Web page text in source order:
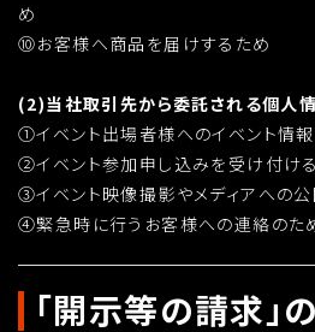
め
⑩お客様へ商品を届けするため
(2)当社取引先から委託される個人
①イベント出場者様へのイベント情
②イベント参加申し込みを受け付け
③イベント映像撮影やメディアへの
④緊急時に行うお客様への連絡のた
「開示等の請求」